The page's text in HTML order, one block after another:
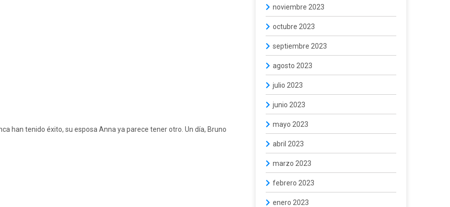
han tenido éxito, su esposa Anna ya parece tener otro. Un día, Bruno
noviembre 2023
octubre 2023
septiembre 2023
agosto 2023
julio 2023
junio 2023
mayo 2023
abril 2023
marzo 2023
febrero 2023
enero 2023